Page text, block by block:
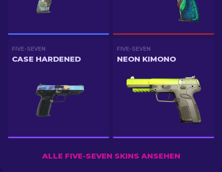
FIVE-SEVEN
CASE HARDENED
FIVE-SEVEN
NEON KIMONO
ALLE FIVE-SEVEN SKINS ANSEHEN